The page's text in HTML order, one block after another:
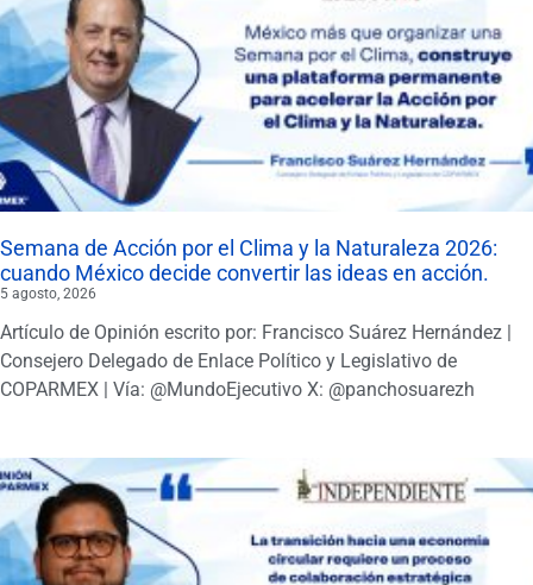
Semana de Acción por el Clima y la Naturaleza 2026:
cuando México decide convertir las ideas en acción.
5 agosto, 2026
Artículo de Opinión escrito por: Francisco Suárez Hernández |
Consejero Delegado de Enlace Político y Legislativo de
COPARMEX | Vía: @MundoEjecutivo X: @panchosuarezh